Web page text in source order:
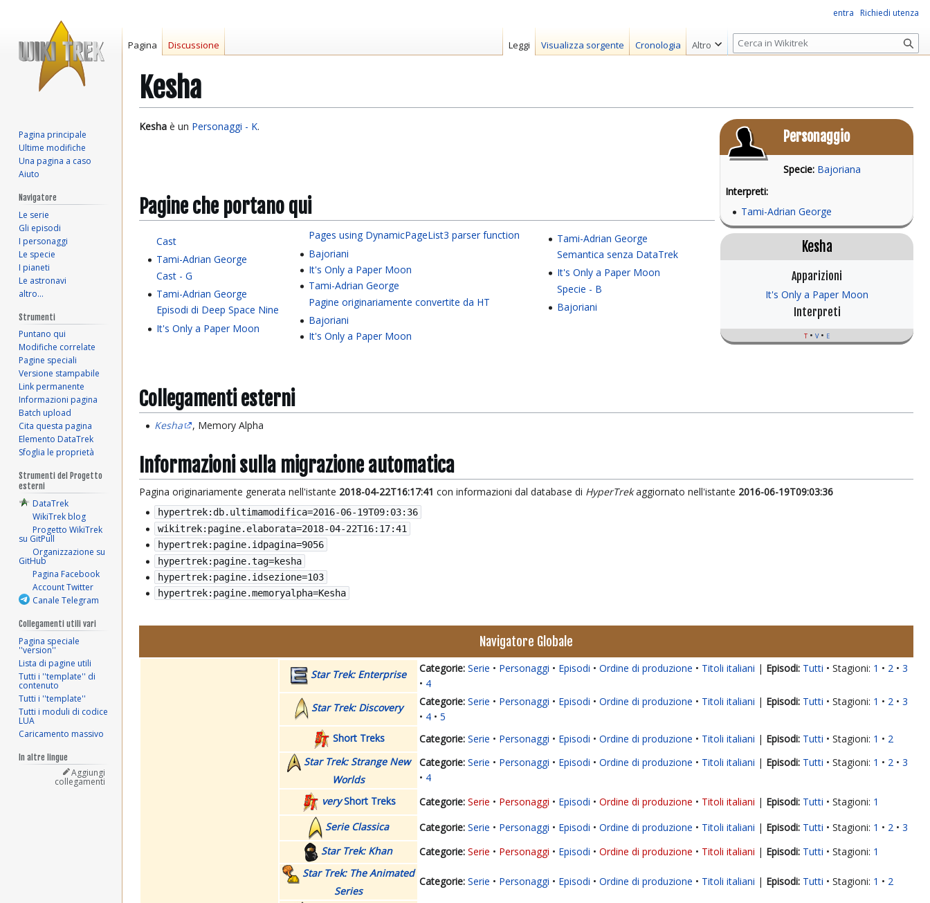
Kesha
Vai
Vai
Personaggio
Specie: Bajoriana
Interpreti:
Tami-Adrian George
Kesha
Apparizioni
It's Only a Paper Moon
Interpreti
t v e
Kesha è un Personaggi - K.
Pagine che portano qui
Cast
Tami-Adrian George
Cast - G
Tami-Adrian George
Episodi di Deep Space Nine
It's Only a Paper Moon
Pages using DynamicPageList3 parser function
Bajoriani
It's Only a Paper Moon
Tami-Adrian George
Pagine originariamente convertite da HT
Bajoriani
It's Only a Paper Moon
Tami-Adrian George
Semantica senza DataTrek
It's Only a Paper Moon
Specie - B
Bajoriani
Collegamenti esterni
Kesha , Memory Alpha
Informazioni sulla migrazione automatica
Pagina originariamente generata nell'istante 2018-04-22T16:17:41 con informazioni dal database di HyperTrekaggiornato nell'istante 2016-06-19T09:03:36
hypertrek:db.ultimamodifica=2016-06-19T09:03:36
wikitrek:pagine.elaborata=2018-04-22T16:17:41
hypertrek:pagine.idpagina=9056
hypertrek:pagine.tag=kesha
hypertrek:pagine.idsezione=103
hypertrek:pagine.memoryalpha=Kesha
Navigatore Globale
Star Trek: Enterprise Serie Personaggi Episodi Ordine di produzione Titoli italiani | Tutti Stagioni: 1 2
3
4
Star Trek: Discovery
Serie Personaggi Episodi Ordine di produzione Titoli italiani | Tutti Stagioni: 1 2
3
4
5
Short Treks
Serie Personaggi Episodi Ordine di produzione Titoli italiani | Tutti Stagioni: 1
2
Star Trek: Strange New
Worlds
Serie Personaggi Episodi Ordine di produzione Titoli italiani | Tutti Stagioni: 1 2
3
4
veryShort Treks Serie Personaggi Episodi Ordine di produzione Titoli italiani | Tutti Stagioni: 1
Serie Classica
Serie Personaggi Episodi Ordine di produzione Titoli italiani | Tutti Stagioni: 1 2
3
Star Trek: Khan
Serie Personaggi Episodi Ordine di produzione Titoli italiani | Tutti Stagioni: 1
Star Trek: The Animated
Series
Serie Personaggi Episodi Ordine di produzione Titoli italiani | Tutti Stagioni: 1 2
entra Richiedi utenza
Pagina Discussione Leggi Visualizza sorgente Cronologia Altro
R
i
r
c
a
Pagina principale
Ultime modifiche
Una pagina a caso
Aiuto
Navigatore
Le serie
Gli episodi
I personaggi
Le specie
I pianeti
Le astronavi
altro…
Strumenti
Puntano qui
Modifiche correlate
Pagine speciali
Versione stampabile
Link permanente
Informazioni pagina
Batch upload
Cita questa pagina
Elemento DataTrek
Sfoglia le proprietà
Strumenti del Progetto
esterni
DataTrek
WikiTrek blog
Progetto WikiTrek
su GitPull
Organizzazione su
GitHub
Pagina Facebook
Account Twitter
Canale Telegram
Collegamenti utili vari
Pagina speciale
''version''
Lista di pagine utili
Tutti i ''template'' di
contenuto
Tutti i ''template''
Tutti i moduli di codice
LUA
Caricamento massivo
In altre lingue
Aggiungi
collegamenti